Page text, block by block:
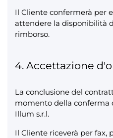
Il Cliente confermerà per
attendere la disponibilità
rimborso.
4. Accettazione
La conclusione del
momento della conferma
Illum s.r.l.
Il Cliente riceverà per fax,